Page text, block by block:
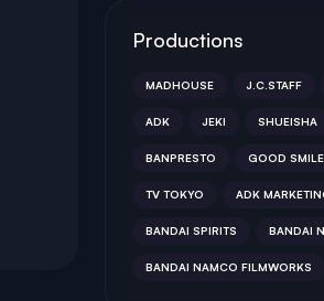
Productions
MADHOUSE J.C.STAFF
ADK JEKI SHUEISHA
BANPRESTO GOOD
TV TOKYO ADK
BANDAI SPIRITS BANDAI
BANDAI NAMCO FILMWORKS